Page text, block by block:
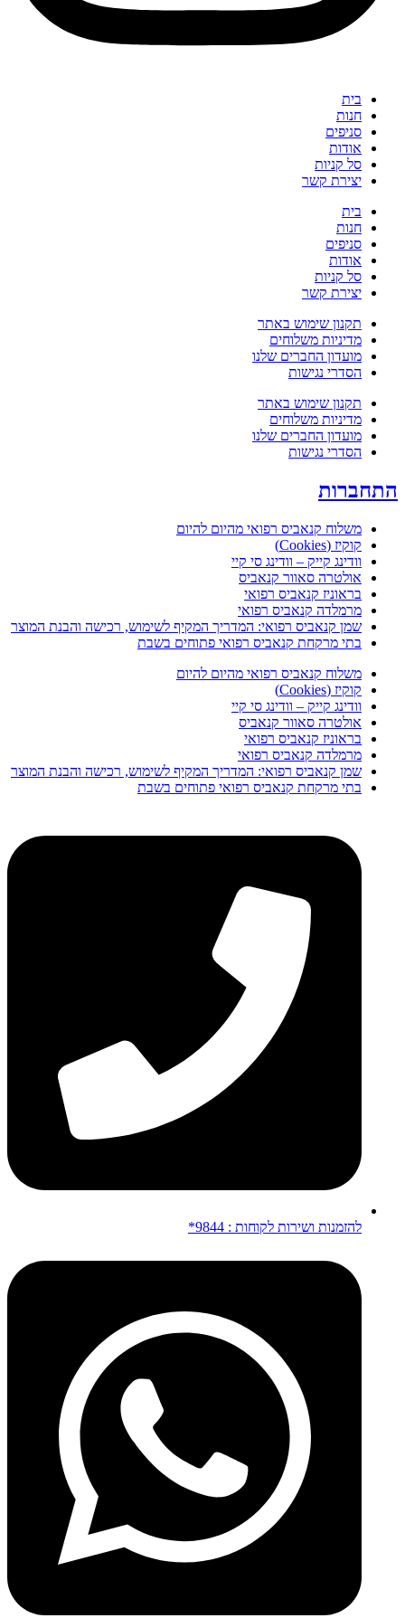
בית
חנות
סניפים
אודות
סל קניות
יצירת קשר
בית
חנות
סניפים
אודות
סל קניות
יצירת קשר
תקנון שימוש באתר
מדיניות משלוחים
מועדון החברים שלנו
הסדרי נגישות
תקנון שימוש באתר
מדיניות משלוחים
מועדון החברים שלנו
הסדרי נגישות
משלוח קנאביס רפואי מהיום להיום
קוקיז (Cookies)
וודינג קייק – וודינג סי קיי
אולטרה סאוור קנאביס
בראוניז קנאביס רפואי
מרמלדה קנאביס רפואי
שמן קנאביס רפואי: המדריך המקיף לשימוש, רכישה והבנת המוצר
בתי מרקחת קנאביס רפואי פתוחים בשבת
משלוח קנאביס רפואי מהיום להיום
קוקיז (Cookies)
וודינג קייק – וודינג סי קיי
אולטרה סאוור קנאביס
בראוניז קנאביס רפואי
מרמלדה קנאביס רפואי
שמן קנאביס רפואי: המדריך המקיף לשימוש, רכישה והבנת המוצר
בתי מרקחת קנאביס רפואי פתוחים בשבת
להזמנות ושירות לקוחות : 9844*